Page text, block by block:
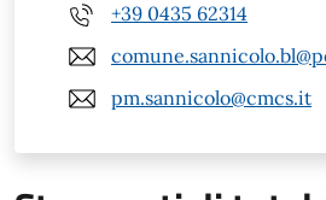
+39 0435 62314
pm.sannicolo@cmcs.it